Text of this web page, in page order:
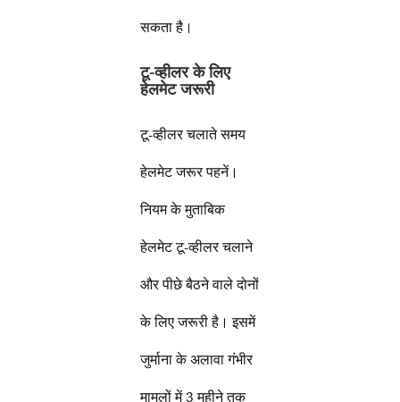
सकता है।
टू-व्हीलर के लिए
हेलमेट जरूरी
टू-व्हीलर चलाते समय
हेलमेट जरूर पहनें।
नियम के मुताबिक
हेलमेट टू-व्हीलर चलाने
और पीछे बैठने वाले दोनों
के लिए जरूरी है। इसमें
जुर्माना के अलावा गंभीर
मामलों में 3 महीने तक